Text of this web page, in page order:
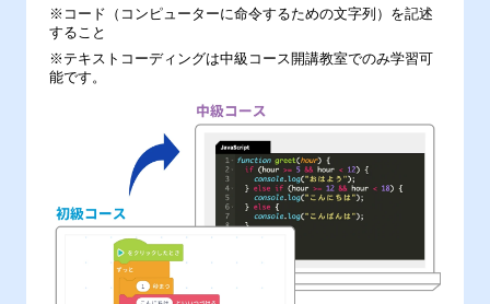
※コード（コンピューターに命令するための文字列）を記述
すること
※テキストコーディングは中級コース開講教室でのみ学習可
能です。